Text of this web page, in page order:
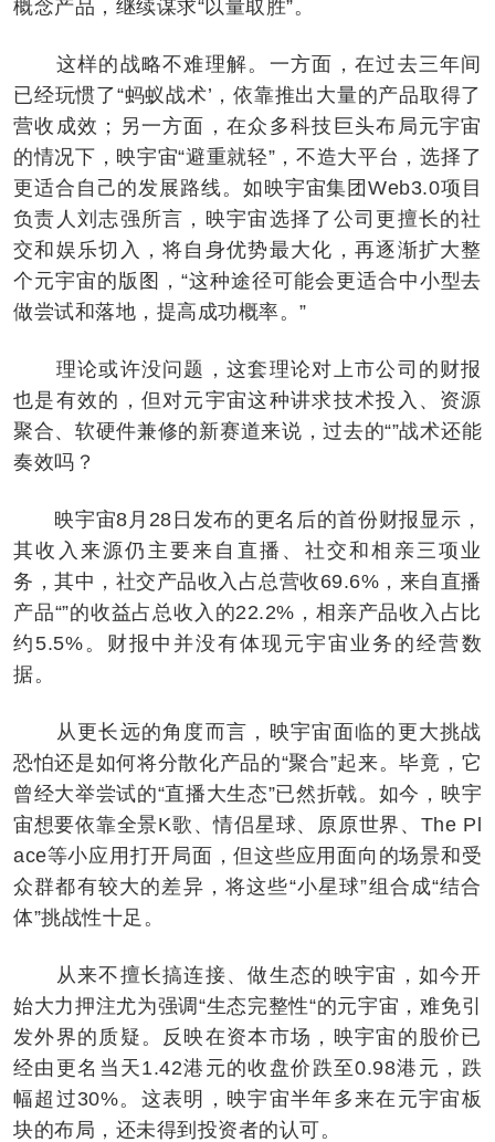
概念产品，继续谋求“以量取胜”。
这样的战略不难理解。一方面，在过去三年间
已经玩惯了“蚂蚁战术’，依靠推出大量的产品取得了
营收成效；另一方面，在众多科技巨头布局元宇宙
的情况下，映宇宙“避重就轻”，不造大平台，选择了
更适合自己的发展路线。如映宇宙集团Web3.0项目
负责人刘志强所言，映宇宙选择了公司更擅长的社
交和娱乐切入，将自身优势最大化，再逐渐扩大整
个元宇宙的版图，“这种途径可能会更适合中小型去
做尝试和落地，提高成功概率。”
理论或许没问题，这套理论对上市公司的财报
也是有效的，但对元宇宙这种讲求技术投入、资源
聚合、软硬件兼修的新赛道来说，过去的“”战术还能
奏效吗？
映宇宙8月28日发布的更名后的首份财报显示，
其收入来源仍主要来自直播、社交和相亲三项业
务，其中，社交产品收入占总营收69.6%，来自直播
产品“”的收益占总收入的22.2%，相亲产品收入占比
约5.5%。财报中并没有体现元宇宙业务的经营数
据。
从更长远的角度而言，映宇宙面临的更大挑战
恐怕还是如何将分散化产品的“聚合”起来。毕竟，它
曾经大举尝试的“直播大生态”已然折戟。如今，映宇
宙想要依靠全景K歌、情侣星球、原原世界、The Pl
ace等小应用打开局面，但这些应用面向的场景和受
众群都有较大的差异，将这些“小星球”组合成“结合
体”挑战性十足。
从来不擅长搞连接、做生态的映宇宙，如今开
始大力押注尤为强调“生态完整性“的元宇宙，难免引
发外界的质疑。反映在资本市场，映宇宙的股价已
经由更名当天1.42港元的收盘价跌至0.98港元，跌
幅超过30%。这表明，映宇宙半年多来在元宇宙板
块的布局，还未得到投资者的认可。